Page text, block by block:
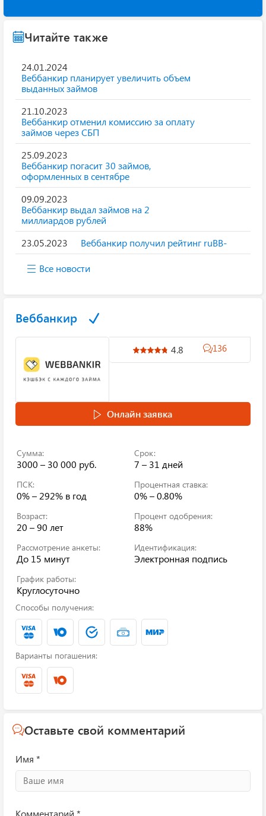
Читайте также
24.01.2024
Веббанкир планирует увеличить объем
выданных займов
21.10.2023
Веббанкир отменил комиссию за оплату
займов через СБП
25.09.2023
Веббанкир погасит 30 займов,
оформленных в сентябре
09.09.2023
Веббанкир выдал займов на 2
миллиардов рублей
23.05.2023
Веббанкир получил рейтинг ruBB-
Все новости
Веббанкир
4.8 136
Онлайн заявка
Сумма:
3000 – 30 000 руб.
Срок:
7 – 31 дней
ПСК:
0% – 292% в год
Процентная ставка:
0% – 0.80%
Возраст:
20 – 90 лет
Процент одобрения:
88%
Рассмотрение анкеты:
До 15 минут
Идентификация:
Электронная подпись
График работы:
Круглосуточно
Способы получения:
Варианты погашения:
Оставьте свой комментарий
Имя *
Комментарий *